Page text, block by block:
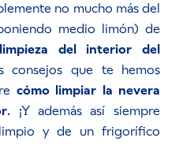
no mucho más del
medio limón) de
limpieza del interior del
consejosque te hemos
cómo limpiar la nevera
. ¡Y además así siempre
y de un frigorífico